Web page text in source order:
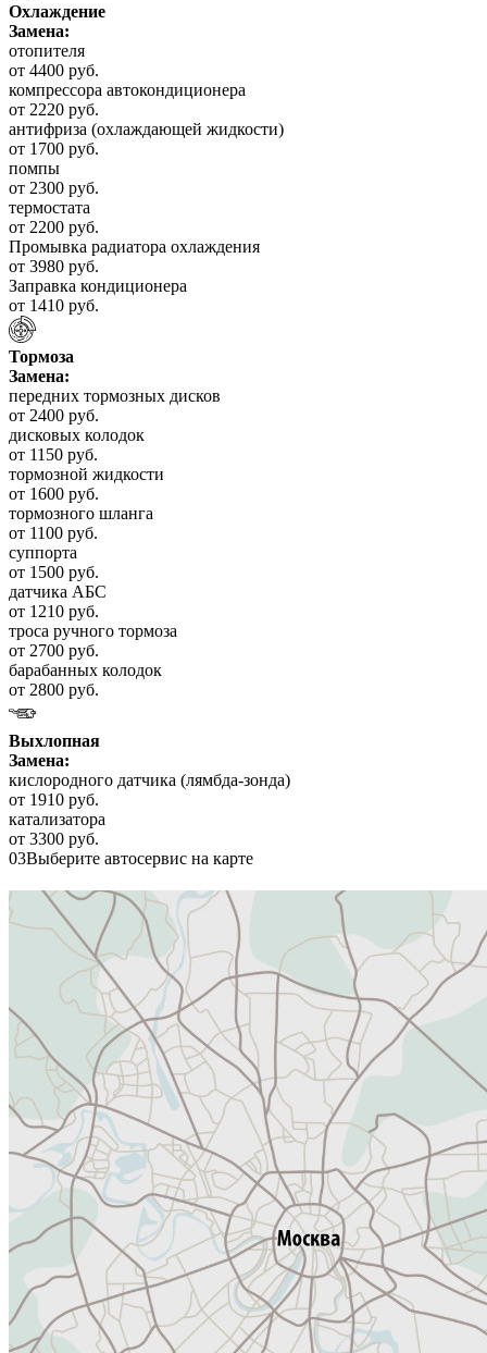
Охлаждение
Замена:
отопителя
от 4400 руб.
компрессора автокондиционера
от 2220 руб.
антифриза (охлаждающей жидкости)
от 1700 руб.
помпы
от 2300 руб.
термостата
от 2200 руб.
Промывка радиатора охлаждения
от 3980 руб.
Заправка кондиционера
от 1410 руб.
Тормоза
Замена:
передних тормозных дисков
от 2400 руб.
дисковых колодок
от 1150 руб.
тормозной жидкости
от 1600 руб.
тормозного шланга
от 1100 руб.
суппорта
от 1500 руб.
датчика АБС
от 1210 руб.
троса ручного тормоза
от 2700 руб.
барабанных колодок
от 2800 руб.
Выхлопная
Замена:
кислородного датчика (лямбда-зонда)
от 1910 руб.
катализатора
от 3300 руб.
03Выберите автосервис на карте